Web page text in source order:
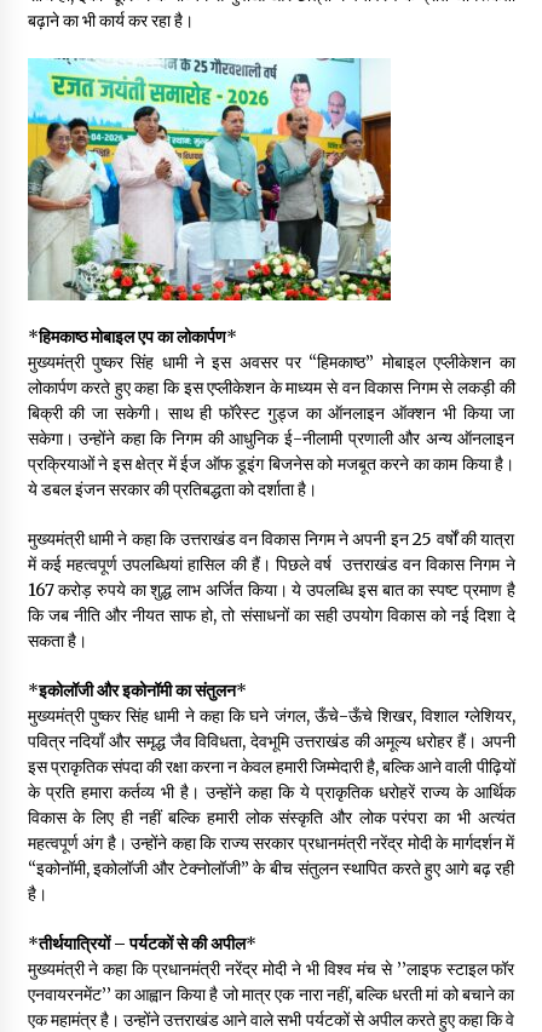
Thought Of The Day 9 May
May 9, 2022
बढ़ाने का भी कार्य कर रहा है।
*हिमकाष्ठ मोबाइल एप का लोकार्पण*
मुख्यमंत्री पुष्कर सिंह धामी ने इस अवसर पर “हिमकाष्ठ” मोबाइल एप्लीकेशन का
लोकार्पण करते हुए कहा कि इस एप्लीकेशन के माध्यम से वन विकास निगम से लकड़ी की
बिक्री की जा सकेगी। साथ ही फॉरेस्ट गुड्ज का ऑनलाइन ऑक्शन भी किया जा
सकेगा। उन्होंने कहा कि निगम की आधुनिक ई-नीलामी प्रणाली और अन्य ऑनलाइन
प्रक्रियाओं ने इस क्षेत्र में ईज ऑफ डूइंग बिजनेस को मजबूत करने का काम किया है।
ये डबल इंजन सरकार की प्रतिबद्धता को दर्शाता है।
मुख्यमंत्री धामी ने कहा कि उत्तराखंड वन विकास निगम ने अपनी इन 25 वर्षों की यात्रा
में कई महत्वपूर्ण उपलब्धियां हासिल की हैं। पिछले वर्ष उत्तराखंड वन विकास निगम ने
167 करोड़ रुपये का शुद्ध लाभ अर्जित किया। ये उपलब्धि इस बात का स्पष्ट प्रमाण है
कि जब नीति और नीयत साफ हो, तो संसाधनों का सही उपयोग विकास को नई दिशा दे
सकता है।
*इकोलॉजी और इकोनॉमी का संतुलन*
मुख्यमंत्री पुष्कर सिंह धामी ने कहा कि घने जंगल, ऊँचे-ऊँचे शिखर, विशाल ग्लेशियर,
पवित्र नदियाँ और समृद्ध जैव विविधता, देवभूमि उत्तराखंड की अमूल्य धरोहर हैं। अपनी
इस प्राकृतिक संपदा की रक्षा करना न केवल हमारी जिम्मेदारी है, बल्कि आने वाली पीढ़ियों
के प्रति हमारा कर्तव्य भी है। उन्होंने कहा कि ये प्राकृतिक धरोहरें राज्य के आर्थिक
विकास के लिए ही नहीं बल्कि हमारी लोक संस्कृति और लोक परंपरा का भी अत्यंत
महत्वपूर्ण अंग है। उन्होंने कहा कि राज्य सरकार प्रधानमंत्री नरेंद्र मोदी के मार्गदर्शन में
“इकोनॉमी, इकोलॉजी और टेक्नोलॉजी” के बीच संतुलन स्थापित करते हुए आगे बढ़ रही
है।
*तीर्थयात्रियों – पर्यटकों से की अपील*
मुख्यमंत्री ने कहा कि प्रधानमंत्री नरेंद्र मोदी ने भी विश्व मंच से ’’लाइफ स्टाइल फॉर
एनवायरनमेंट’’ का आह्वान किया है जो मात्र एक नारा नहीं, बल्कि धरती मां को बचाने का
एक महामंत्र है। उन्होंने उत्तराखंड आने वाले सभी पर्यटकों से अपील करते हुए कहा कि वे